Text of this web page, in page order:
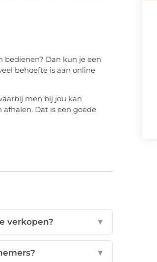
bedienen? Dan kun je een
behoefte is aan online
men bij jou kan
Dat is een goede
verkopen? ▼
▼